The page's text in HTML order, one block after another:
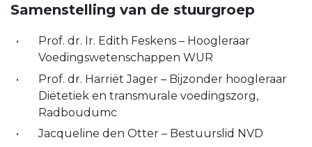
Samenstelling van de stuurgroep
Prof. dr. Ir. Edith Feskens – Hoogleraar
Voedingswetenschappen WUR
Prof. dr. Harriët Jager – Bijzonder hoogleraar
Diëtetiek en transmurale voedingszorg,
Radboudumc
Jacqueline den Otter – Bestuurslid NVD